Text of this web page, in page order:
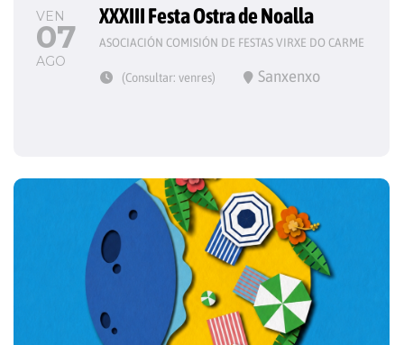
VEN
07
AGO
XXXIII Festa Ostra de Noalla
ASOCIACIÓN COMISIÓN DE FESTAS VIRXE DO CARME
(Consultar: venres) Sanxenxo